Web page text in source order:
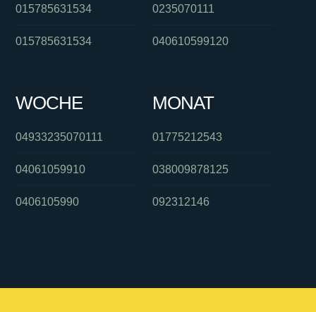
015785631534
015785631534
0235070111
040610599120
WOCHE
04933235070111
04061059910
0406105990
MONAT
01775212543
038009878125
092312146